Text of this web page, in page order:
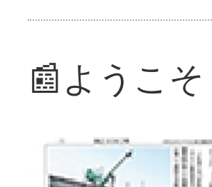
📰ようこ